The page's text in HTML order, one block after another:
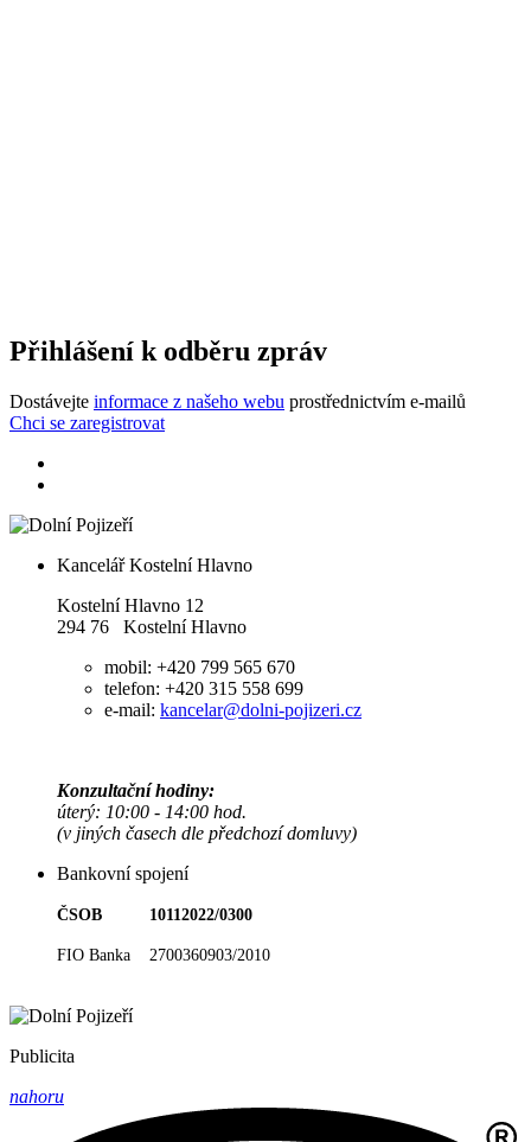
Přihlášení k odběru zpráv
Dostávejte informace z našeho webu prostřednictvím e-mailů
Chci se zaregistrovat
Kancelář Kostelní Hlavno
Kostelní Hlavno 12
294 76 Kostelní Hlavno
mobil: +420 799 565 670
telefon: +420 315 558 699
e-mail: kancelar@dolni-pojizeri.cz
Konzultační hodiny:
úterý: 10:00 - 14:00 hod.
(v jiných časech dle předchozí domluvy)
Bankovní spojení
ČSOB 10112022/0300
FIO Banka 2700360903/2010
Publicita
nahoru